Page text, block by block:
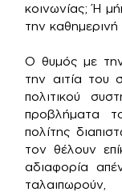
κοινωνίας; Ή
την
Ο θυμός με την
την αιτία του
πολιτικού
προβλήματα
πολίτης
τον θέλουν
αδιαφορία